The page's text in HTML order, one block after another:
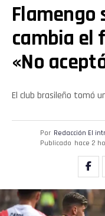
Flamengo
cambia el
«No
El club brasileño tomó
Por Redacción El
Publicado hace 2